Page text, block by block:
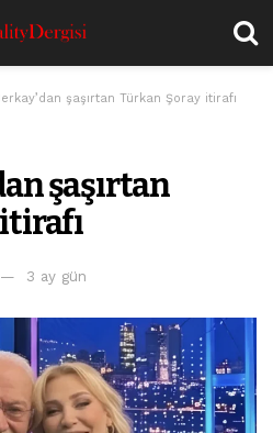
şaşırtan Türkan Şoray itirafı
şaşırtan
3 ay gün